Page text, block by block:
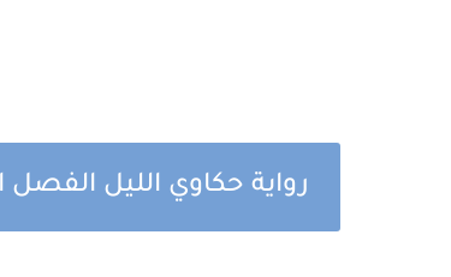
رواية حكاوي الليل